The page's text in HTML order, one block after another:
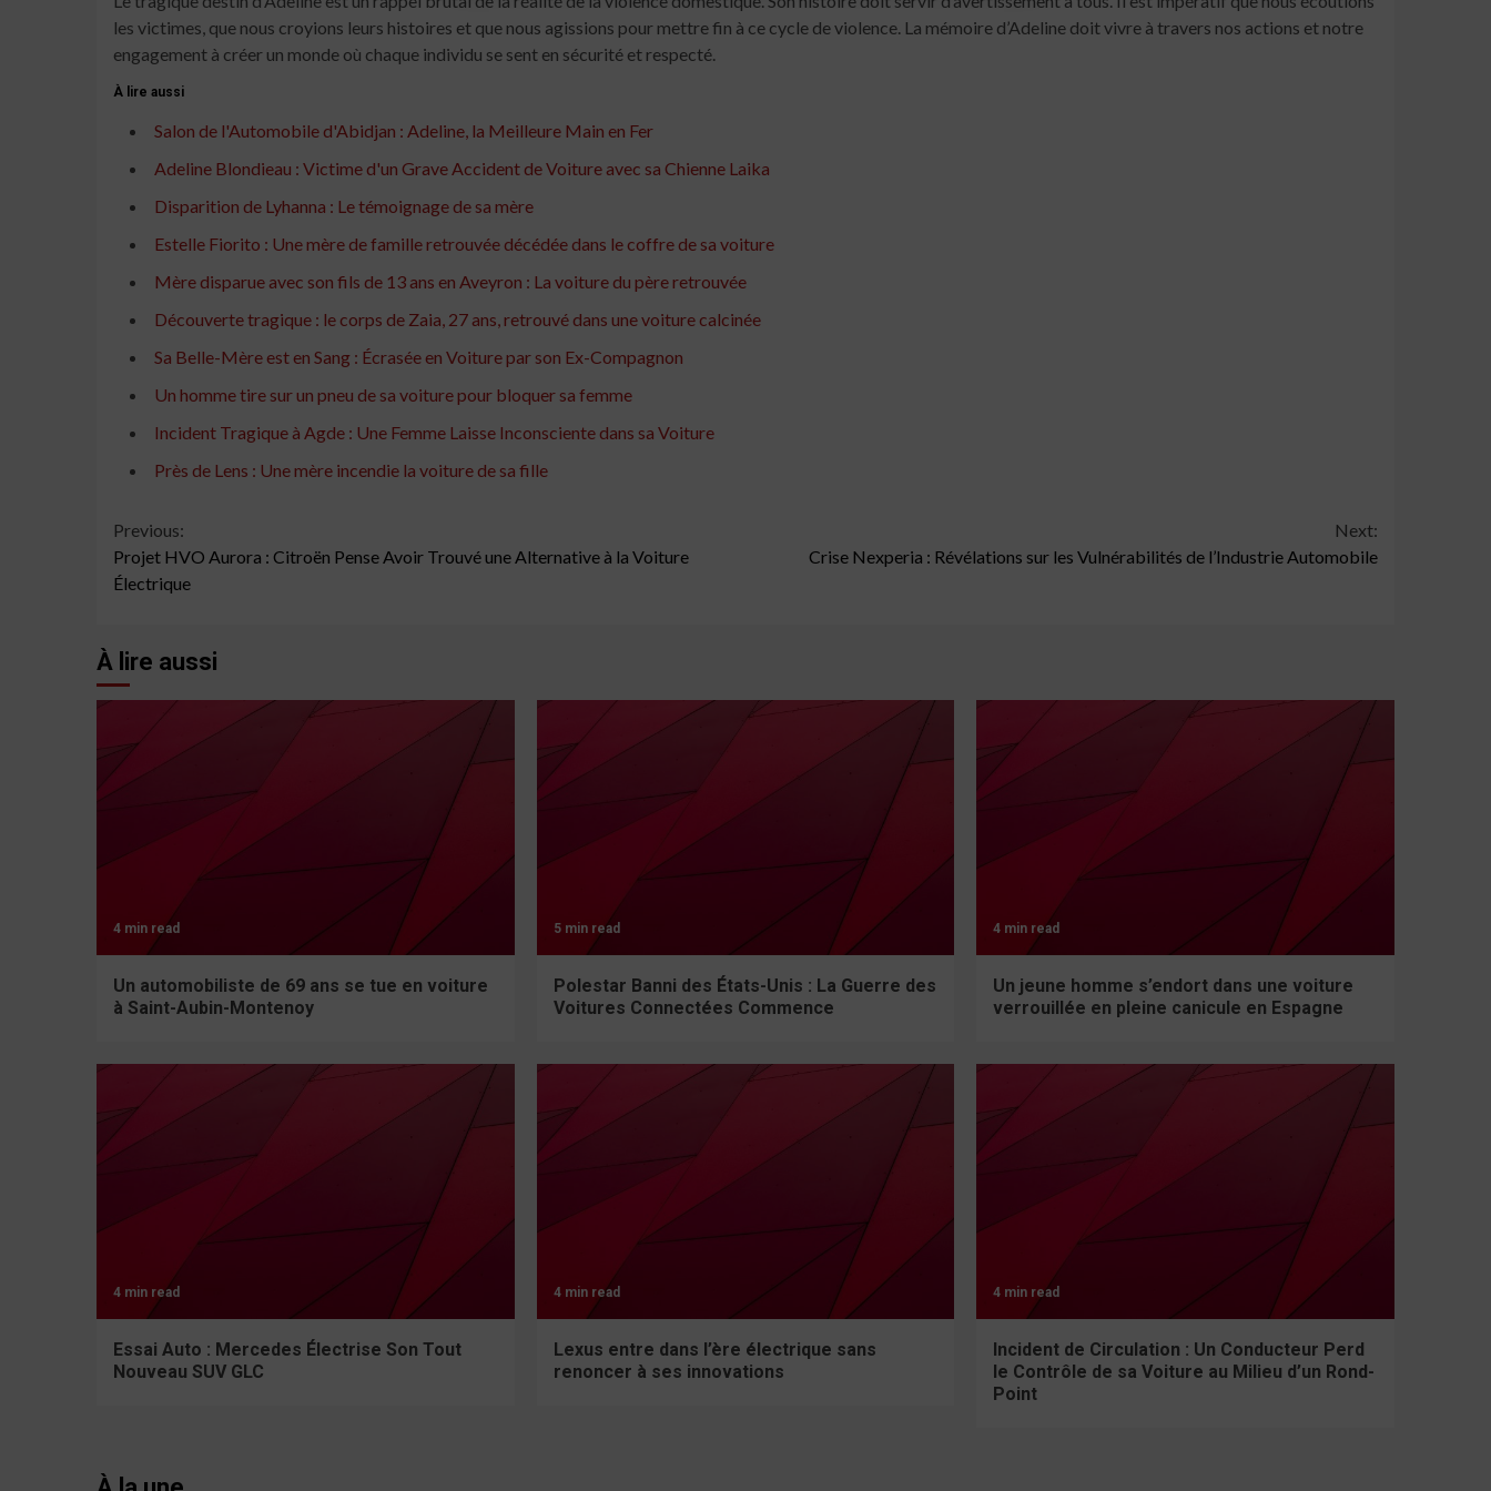
les victimes, que nous croyions leurs histoires et que nous agissions pour mettre fin à ce cycle de violence. La mémoire d’Adeline doit vivre à travers nos actions et notre
engagement à créer un monde où chaque individu se sent en sécurité et respecté.
À lire aussi
Salon de l'Automobile d'Abidjan : Adeline, la Meilleure Main en Fer
Adeline Blondieau : Victime d'un Grave Accident de Voiture avec sa Chienne Laika
Disparition de Lyhanna : Le témoignage de sa mère
Estelle Fiorito : Une mère de famille retrouvée décédée dans le coffre de sa voiture
Mère disparue avec son fils de 13 ans en Aveyron : La voiture du père retrouvée
Découverte tragique : le corps de Zaia, 27 ans, retrouvé dans une voiture calcinée
Sa Belle-Mère est en Sang : Écrasée en Voiture par son Ex-Compagnon
Un homme tire sur un pneu de sa voiture pour bloquer sa femme
Incident Tragique à Agde : Une Femme Laisse Inconsciente dans sa Voiture
Près de Lens : Une mère incendie la voiture de sa fille
Continue
Reading
Previous:
Projet HVO Aurora : Citroën Pense Avoir Trouvé une Alternative à la Voiture
Électrique
Next:
Crise Nexperia : Révélations sur les Vulnérabilités de l’Industrie Automobile
À lire aussi
4 min read
Un automobiliste de 69 ans se tue en voiture
à Saint-Aubin-Montenoy
5 min read
Polestar Banni des États-Unis : La Guerre des
Voitures Connectées Commence
4 min read
Un jeune homme s’endort dans une voiture
verrouillée en pleine canicule en Espagne
4 min read
Essai Auto : Mercedes Électrise Son Tout
Nouveau SUV GLC
4 min read
Lexus entre dans l’ère électrique sans
renoncer à ses innovations
4 min read
Incident de Circulation : Un Conducteur Perd
le Contrôle de sa Voiture au Milieu d’un Rond-
Point